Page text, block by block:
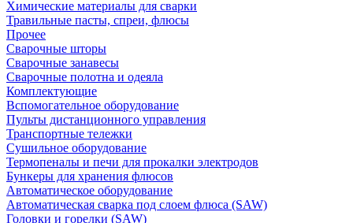
Химические материалы для сварки
Травильные пасты, спреи, флюсы
Прочее
Сварочные шторы
Сварочные занавесы
Сварочные полотна и одеяла
Комплектующие
Вспомогательное оборудование
Пульты дистанционного управления
Транспортные тележки
Сушильное оборудование
Термопеналы и печи для прокалки электродов
Бункеры для хранения флюсов
Автоматическое оборудование
Автоматическая сварка под слоем флюса (SAW)
Головки и горелки (SAW)